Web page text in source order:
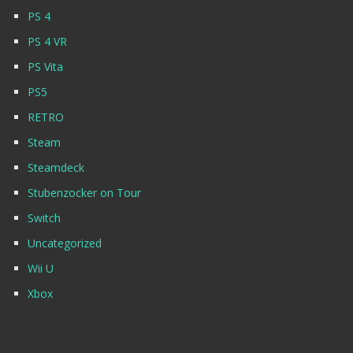
PS 4
PS 4 VR
PS Vita
PS5
RETRO
Steam
Steamdeck
Stubenzocker on Tour
Switch
Uncategorized
Wii U
Xbox